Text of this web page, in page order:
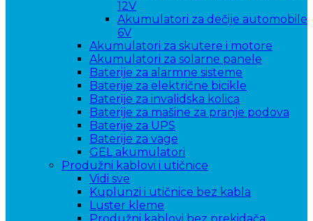
12V
Akumulatori za dečije automobile
6V
Akumulatori za skutere i motore
Akumulatori za solarne panele
Baterije za alarmne sisteme
Baterije za električne bicikle
Baterije za invalidska kolica
Baterije za mašine za pranje podova
Baterije za UPS
Baterije za vage
GEL akumulatori
Produžni kablovi i utičnice
Vidi sve
Kuplunzi i utičnice bez kabla
Luster kleme